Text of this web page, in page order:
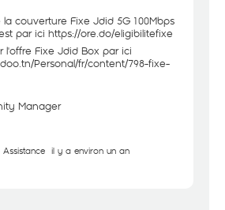
couverture Fixe Jdid 5G 100Mbps
par ici https://ore.do/eligibilitefixe
l'offre Fixe Jdid Box par ici
Personal/fr/content/798-fixe-
Manager
il y a environ un an